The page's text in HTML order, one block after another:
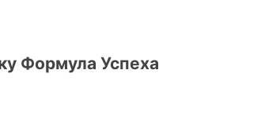
Формула Успеха